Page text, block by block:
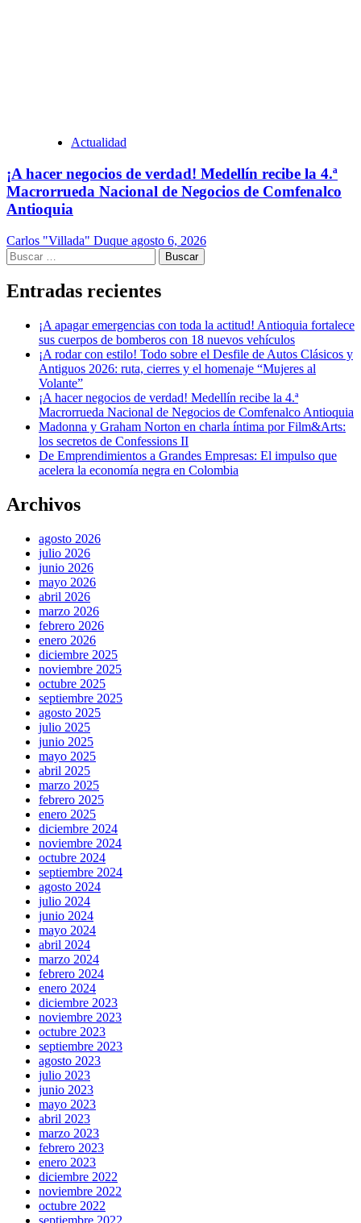
Actualidad
¡A hacer negocios de verdad! Medellín recibe la 4.ª
Macrorrueda Nacional de Negocios de Comfenalco
Antioquia
Carlos "Villada" Duque agosto 6, 2026
Buscar:
Entradas recientes
¡A apagar emergencias con toda la actitud! Antioquia fortalece
sus cuerpos de bomberos con 18 nuevos vehículos
¡A rodar con estilo! Todo sobre el Desfile de Autos Clásicos y
Antiguos 2026: ruta, cierres y el homenaje “Mujeres al
Volante”
¡A hacer negocios de verdad! Medellín recibe la 4.ª
Macrorrueda Nacional de Negocios de Comfenalco Antioquia
Madonna y Graham Norton en charla íntima por Film&Arts:
los secretos de Confessions II
De Emprendimientos a Grandes Empresas: El impulso que
acelera la economía negra en Colombia
Archivos
agosto 2026
julio 2026
junio 2026
mayo 2026
abril 2026
marzo 2026
febrero 2026
enero 2026
diciembre 2025
noviembre 2025
octubre 2025
septiembre 2025
agosto 2025
julio 2025
junio 2025
mayo 2025
abril 2025
marzo 2025
febrero 2025
enero 2025
diciembre 2024
noviembre 2024
octubre 2024
septiembre 2024
agosto 2024
julio 2024
junio 2024
mayo 2024
abril 2024
marzo 2024
febrero 2024
enero 2024
diciembre 2023
noviembre 2023
octubre 2023
septiembre 2023
agosto 2023
julio 2023
junio 2023
mayo 2023
abril 2023
marzo 2023
febrero 2023
enero 2023
diciembre 2022
noviembre 2022
octubre 2022